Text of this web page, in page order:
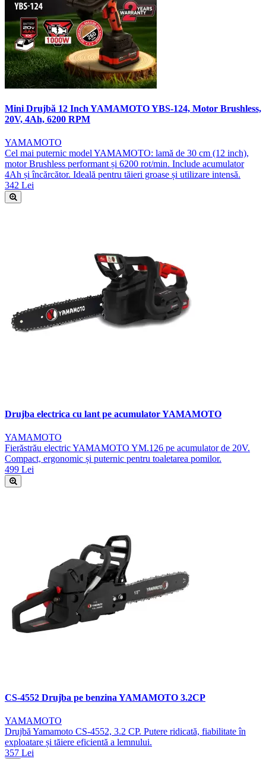
Mini Drujbă 12 Inch YAMAMOTO YBS-124, Motor Brushless,
20V, 4Ah, 6200 RPM
YAMAMOTO
Cel mai puternic model YAMAMOTO: lamă de 30 cm (12 inch),
motor Brushless performant și 6200 rot/min. Include acumulator
4Ah și încărcător. Ideală pentru tăieri groase și utilizare intensă.
342 Lei
Drujba electrica cu lant pe acumulator YAMAMOTO
YAMAMOTO
Fierăstrău electric YAMAMOTO YM.126 pe acumulator de 20V.
Compact, ergonomic și puternic pentru toaletarea pomilor.
499 Lei
CS-4552 Drujba pe benzina YAMAMOTO 3.2CP
YAMAMOTO
Drujbă Yamamoto CS-4552, 3.2 CP. Putere ridicată, fiabilitate în
exploatare și tăiere eficientă a lemnului.
357 Lei